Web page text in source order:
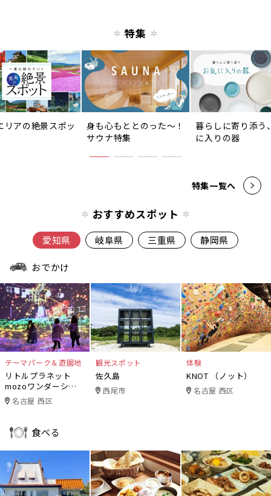
特集
リアの絶景スポッ
身も心もととのった〜！
サウナ特集
暮らしに寄り添う
に入りの器
特集一覧へ
おすすめスポット
愛知県 岐阜県 三重県 静岡県
おでかけ
テーマパーク＆遊園地
リトルプラネット
mozoワンダーシテ
ィ 名古屋 西区
観光スポット
佐久島
西尾市
体験
KNOT （ノット）
名古屋 西区
食べる